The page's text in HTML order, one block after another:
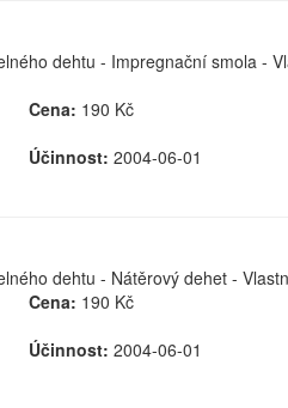
dehtu - Impregnační smola -
Cena: 190 Kč
Účinnost: 2004-06-01
dehtu - Nátěrový dehet -
Cena: 190 Kč
Účinnost: 2004-06-01